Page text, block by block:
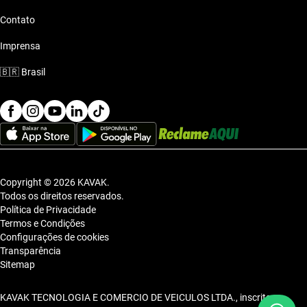
Contato
Imprensa
🇧🇷 Brasil
Copyright © 2026 KAVAK.
Todos os direitos reservados.
Política de Privacidade
Termos e Condições
Configurações de cookies
Transparência
Sitemap
KAVAK TECNOLOGIA E COMERCIO DE VEICULOS LTDA., inscrita no